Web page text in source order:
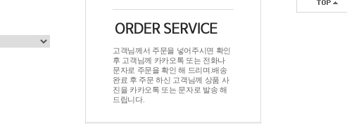
고객님께서 주문을 넣어주시면 확인
후 고객님께 카카오톡 또는 전화나
문자로 주문을 확인 해 드리며.배송
완료 후 주문 하신 고객님께 상품 사
진을 카카오톡 또는 문자로 발송 해
드립니다.